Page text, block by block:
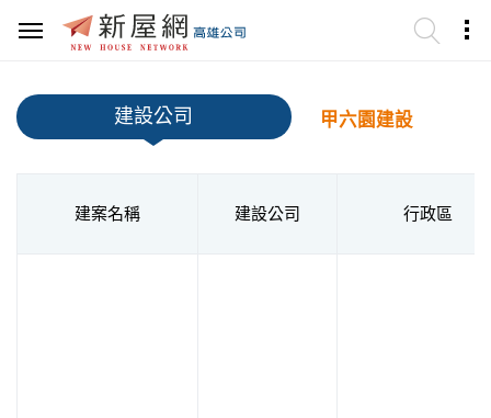
建設公司 甲六園建設
建案名稱 建設公司 行政區